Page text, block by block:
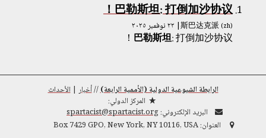
巴勒斯坦: 打倒加沙协议！
斯巴达克派 (zh) | ٢٢ نوفمبر ٢٠٢٥
巴勒斯坦: 打倒加沙协议！
الرابطة الشيوعية الدولية (الأممية الرابعة)//أخبار |الأحداث
المركز الدولي:
البريد الإلكتروني:spartacist@spartacist.org
العنوان:Box 7429 GPO, New York, NY 10116, USA